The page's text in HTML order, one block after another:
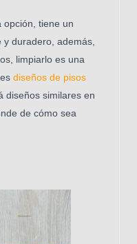
opción, tiene un
duradero, además,
limpiarlo es una
diseños de pisos
diseños similares en
de cómo sea